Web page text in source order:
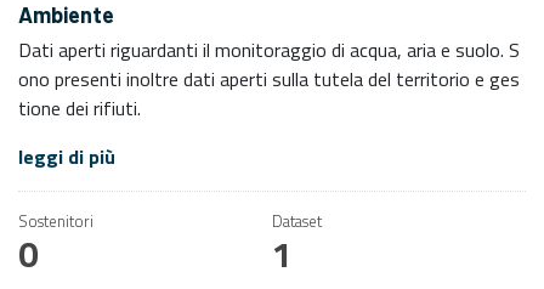
Ambiente
Dati aperti riguardanti il monitoraggio di acqua, aria e suolo. S
ono presenti inoltre dati aperti sulla tutela del territorio e ges
tione dei rifiuti.
leggi di più
Sostenitori
0
Dataset
1